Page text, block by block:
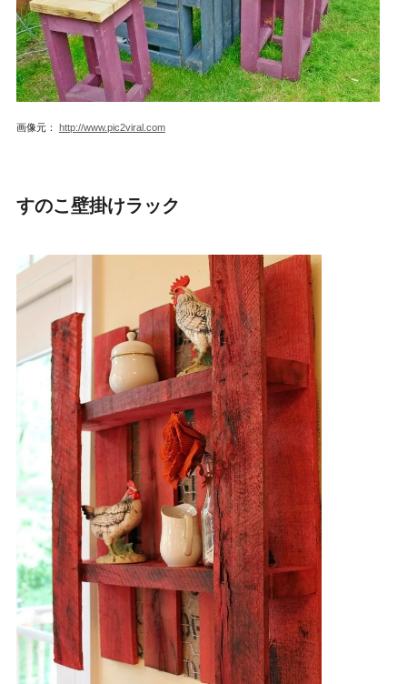
画像元： http://www.pic2viral.com
すのこ壁掛けラック